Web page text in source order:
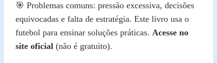
🎯 Problemas comuns: pressão excessiva, decisões
equivocadas e falta de estratégia. Este livro usa o
futebol para ensinar soluções práticas. Acesse no
site oficial (não é gratuito).